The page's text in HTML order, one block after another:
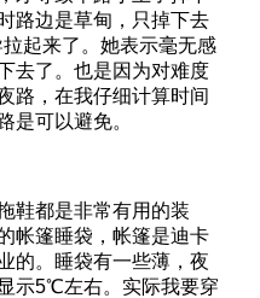
路边是草甸，只掉下去
起来了。她表示毫无感
去了。也是因为对难度
路，在我仔细计算时间
是可以避免。
鞋都是非常有用的装
帐篷睡袋，帐篷是迪卡
的。睡袋有一些薄，夜
示5℃左右。实际我要穿